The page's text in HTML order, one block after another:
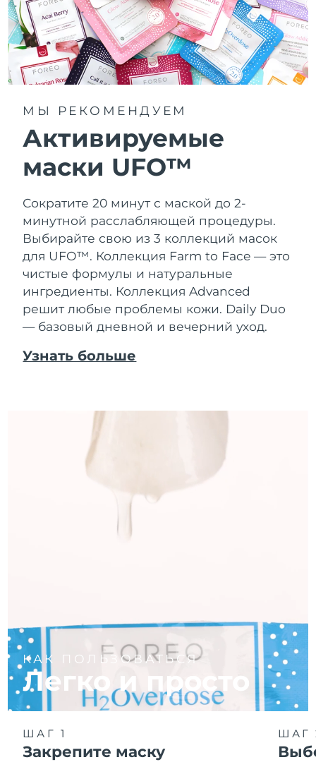
МЫ РЕКОМЕНДУЕМ
Активируемые
маски UFO™
Сократите 20 минут с маской до 2-
минутной расслабляющей процедуры.
Выбирайте свою из 3 коллекций масок
для UFO™. Коллекция Farm to Face — это
чистые формулы и натуральные
ингредиенты. Коллекция Advanced
решит любые проблемы кожи. Daily Duo
— базовый дневной и вечерний уход.
Узнать больше
КАК ПОЛЬЗОВАТЬСЯ
Легко и просто
ШАГ 1
Закрепите маску
ШАГ